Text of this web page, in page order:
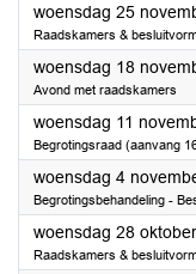
woensdag 25
Raadskamers &
woensdag 18
Avond met raadskamers
woensdag 11
Begrotingsraad (aanvang
woensdag 4
Begrotingsbehandeling -
woensdag 28 oktober
Raadskamers &